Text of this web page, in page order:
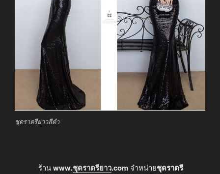
ชุดราตรียาวสีดำ
ร้านwww.ชุดราตรียาว.com จำหน่ายชุดราตรี